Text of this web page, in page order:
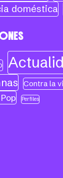
doméstica
Contra la
Perfiles